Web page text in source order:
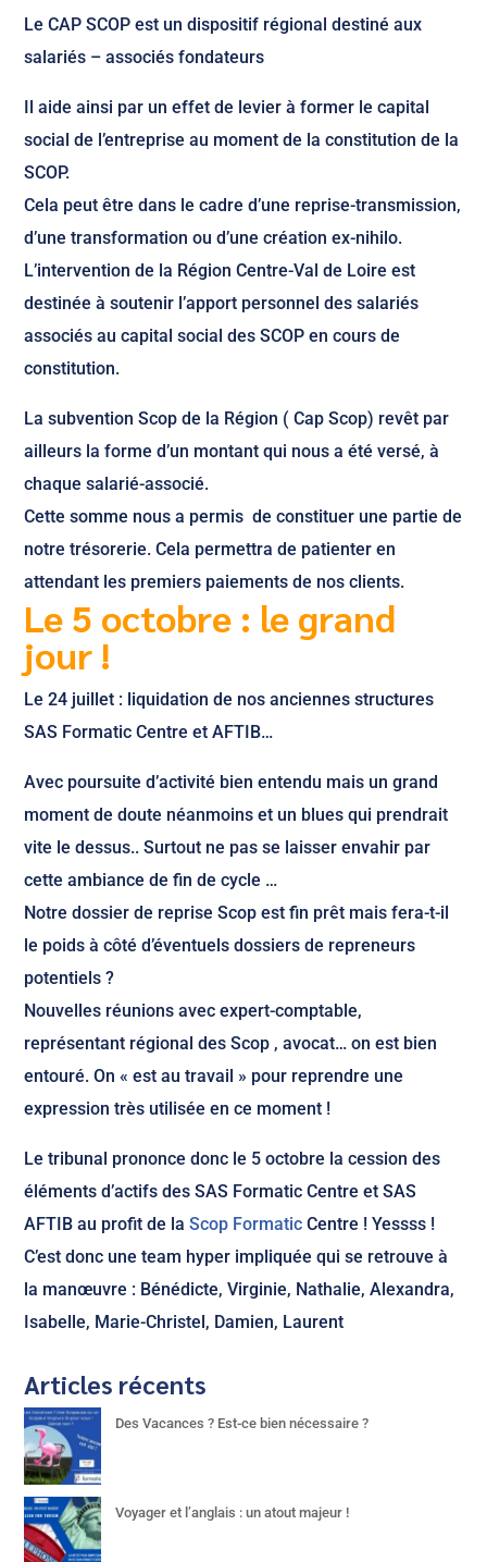
Le CAP SCOP est un dispositif régional destiné aux
salariés – associés fondateurs
Il aide ainsi par un effet de levier à former le capital
social de l’entreprise au moment de la constitution de la
SCOP.
Cela peut être dans le cadre d’une reprise-transmission,
d’une transformation ou d’une création ex-nihilo.
L’intervention de la Région Centre-Val de Loire est
destinée à soutenir l’apport personnel des salariés
associés au capital social des SCOP en cours de
constitution.
La subvention Scop de la Région ( Cap Scop) revêt par
ailleurs la forme d’un montant qui nous a été versé, à
chaque salarié-associé.
Cette somme nous a permis de constituer une partie de
notre trésorerie. Cela permettra de patienter en
attendant les premiers paiements de nos clients.
Le 5 octobre : le grand
jour !
Le 24 juillet : liquidation de nos anciennes structures
SAS Formatic Centre et AFTIB…
Avec poursuite d’activité bien entendu mais un grand
moment de doute néanmoins et un blues qui prendrait
vite le dessus.. Surtout ne pas se laisser envahir par
cette ambiance de fin de cycle …
Notre dossier de reprise Scop est fin prêt mais fera-t-il
le poids à côté d’éventuels dossiers de repreneurs
potentiels ?
Nouvelles réunions avec expert-comptable,
représentant régional des Scop , avocat… on est bien
entouré. On « est au travail » pour reprendre une
expression très utilisée en ce moment !
Le tribunal prononce donc le 5 octobre la cession des
éléments d’actifs des SAS Formatic Centre et SAS
AFTIB au profit de laScop Formatic Centre ! Yessss !
C’est donc une team hyper impliquée qui se retrouve à
la manœuvre : Bénédicte, Virginie, Nathalie, Alexandra,
Isabelle, Marie-Christel, Damien, Laurent
Articles récents
Des Vacances ? Est-ce bien nécessaire ?
Voyager et l’anglais : un atout majeur !